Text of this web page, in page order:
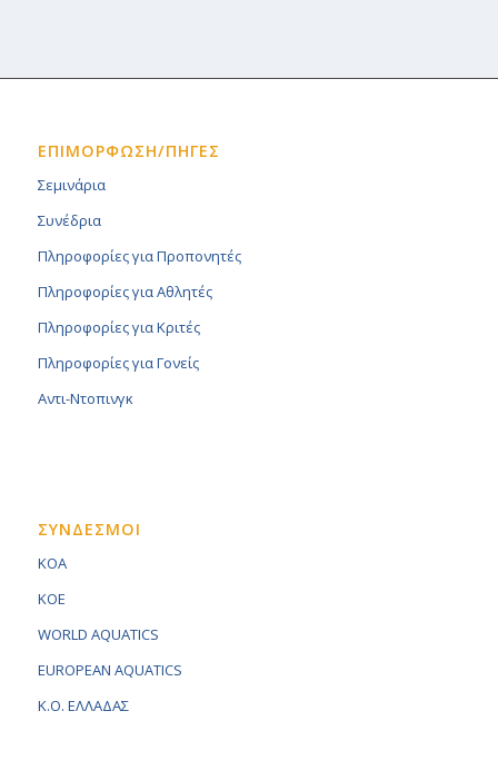
ΕΠΙΜΟΡΦΩΣΗ/ΠΗΓΕΣ
Σεμινάρια
Συνέδρια
Πληροφορίες για Προπονητές
Πληροφορίες για Αθλητές
Πληροφορίες για Κριτές
Πληροφορίες για Γονείς
Αντι-Ντοπινγκ
ΣΥΝΔΕΣΜΟΙ
KOA
KOE
WORLD AQUATICS
EUROPEAN AQUATICS
K.O. ΕΛΛΑΔΑΣ